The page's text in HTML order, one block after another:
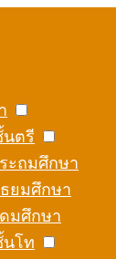
นตรี
ะถมศึกษา
ยมศึกษา
มศึกษา
นโท